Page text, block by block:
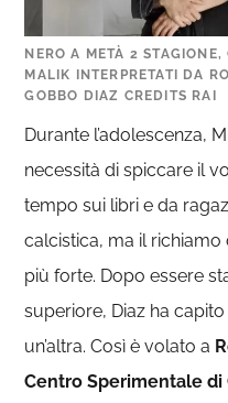
NERO A METÀ 2
MALIK INTERPRETATI DA
GOBBO DIAZ CREDITS RAI
Durante l’adolescenza,
necessità di spiccare il
tempo sui libri e da
calcistica, ma il richiamo
più forte. Dopo essere
superiore, Diaz ha
un’altra. Così è volato a
Centro Sperimentale di